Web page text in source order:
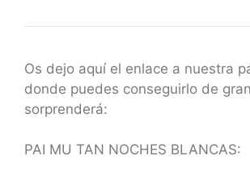
Os dejo aquí el enlace a nuestra
donde puedes conseguirlo de
sorprenderá:
PAI MU TAN NOCHES BLANCAS: